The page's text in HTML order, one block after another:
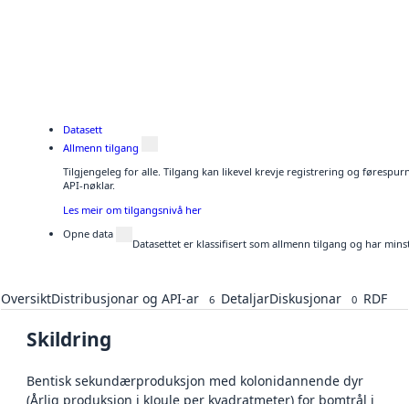
Datasett
Allmenn tilgang
Tilgjengeleg for alle. Tilgang kan likevel krevje registrering og
API-nøklar.
Les meir om tilgangsnivå her
Opne data
Datasettet er klassifisert som allmenn tilgang og har
OversiktDistribusjonar og API-ar 6 DetaljarDiskusjonar 0 RDF
Skildring
Bentisk sekundærproduksjon med kolonidannende dyr
(Årlig produksjon i kJoule per kvadratmeter) for bomtrål i